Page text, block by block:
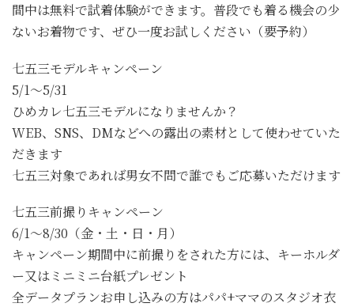
間中は無料で試着体験ができます。普段でも着る機会の少
ないお着物です、ぜひ一度お試しください（要予約）
七五三モデルキャンペーン
5/1～5/31
ひめカレ七五三モデルになりませんか？
WEB、SNS、DMなどへの露出の素材として使わせていた
だきます
七五三対象であれば男女不問で誰でもご応募いただけます
七五三前撮りキャンペーン
6/1～8/30（金・土・日・月）
キャンペーン期間中に前撮りをされた方には、キーホルダ
ー又はミニミニ台紙プレゼント
全データプランお申し込みの方はパパ+ママのスタジオ衣